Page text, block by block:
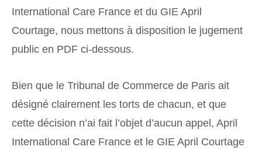
International Care France et du GIE April
Courtage, nous mettons à disposition le jugement
public en PDF ci-dessous.
Bien que le Tribunal de Commerce de Paris ait
désigné clairement les torts de chacun, et que
cette décision n’ai fait l’objet d’aucun appel, April
International Care France et le GIE April Courtage